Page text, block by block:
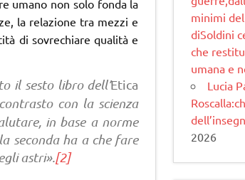
umano non solo fonda la
la relazione tra mezzi e
di sovrechiare qualità e
il sesto libro dell’Etica
con la scienza
in base a norme
seconda ha a che fare
astri».[2]
minimi
diSoldini
che
umana e
Lucia
2026